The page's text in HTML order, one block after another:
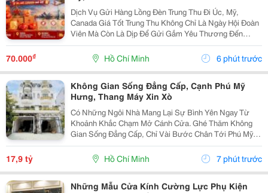
Dịch Vụ Gửi Hàng Lồng Đèn Trung Thu Đi Úc, Mỹ,
Canada Giá Tốt Trung Thu Không Chỉ Là Ngày Hội Đoàn
Viên Mà Còn Là Dịp Để Gửi Gắm Yêu Thương Đến
Người Thân Đang Sinh Sống Và Làm Việc Tại Nước
Ngoài. Một Chiếc Lồng Đèn Truyền Thống Mang Theo
Hương...
70.000₫ Hồ Chí Minh 6 phút trước
Không Gian Sống Đẳng Cấp, Cạnh Phú Mỹ
Hưng, Thang Máy Xin Xò
Có Những Ngôi Nhà Mang Lại Sự Bình Yên Ngay Từ
Khoảnh Khắc Chạm Mở Cánh Cửa. Ghé Thăm Không
Gian Sống Đẳng Cấp, Chỉ Vài Bước Chân Tới Phú Mỹ
Hưng: - Vị Trí: Kdc Tân Mỹ, Đường Rộng 20M Thông
Thoáng - Diện Tích: 5 &Times; 18M &Bull; 1 Trệt 3 Lầu...
17,9 tỷ Hồ Chí Minh 7 phút trước
Những Mẫu Cửa Kính Cường Lực Phụ Kiện